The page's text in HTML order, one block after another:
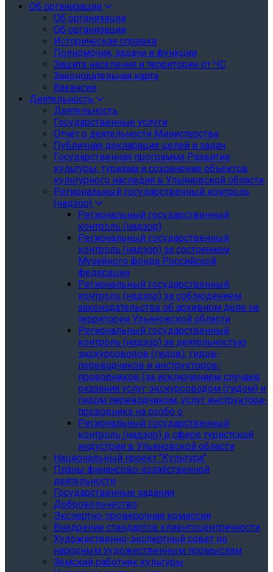
Об организации
Об организации
Об организации
Историческая справка
Полномочия, задачи и функции
Защита населения и территории от ЧС
Законодательная карта
Вакансии
Деятельность
Деятельность
Государственные услуги
Отчёт о деятельности Министерства
Публичная декларация целей и задач
Государственная программа Развитие
культуры, туризма и сохранение объектов
культурного наследия в Ульяновской области
Региональный государственный контроль
(надзор)
Региональный государственный
контроль (надзор)
Региональный государственный
контроль (надзор) за состоянием
Музейного фонда Российской
федерации
Региональный государственный
контроль (надзор) за соблюдением
законодательства об архивном деле на
территории Ульяновской области
Региональный государственный
контроль (надзор) за деятельностью
экскурсоводов (гидов), гидов-
переводчиков и инструкторов-
проводников (за исключением случаев
оказания услуг экскурсоводом (гидом) и
гидом переводчиком, услуг инструктора-
проводника на особо о
Региональный государственный
контроль (надзор) в сфере туристской
индустрии в Ульяновской области
Национальный проект "Культура"
Планы финансово-хозяйственной
деятельности
Государственные задания
Добровольчество
Экспертно-проверочная комиссия
Внедрение стандартов клиентоцентричности
Художественно-экспертный совет по
народным художественным промыслам
Земский работник культуры